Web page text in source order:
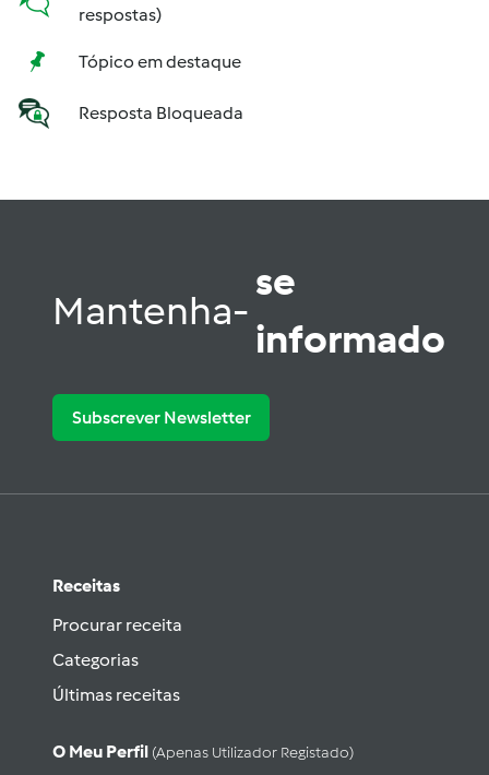
respostas)
Tópico em destaque
Resposta Bloqueada
Mantenha-
se
informado
Subscrever Newsletter
Receitas
Procurar receita
Categorias
Últimas receitas
O Meu Perfil (apenas Utilizador Registado)